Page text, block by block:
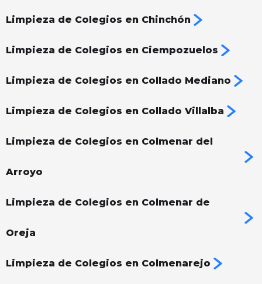
Limpieza de Colegios en Chinchón
Limpieza de Colegios en Ciempozuelos
Limpieza de Colegios en Collado Mediano
Limpieza de Colegios en Collado Villalba
Limpieza de Colegios en Colmenar del
Arroyo
Limpieza de Colegios en Colmenar de
Oreja
Limpieza de Colegios en Colmenarejo